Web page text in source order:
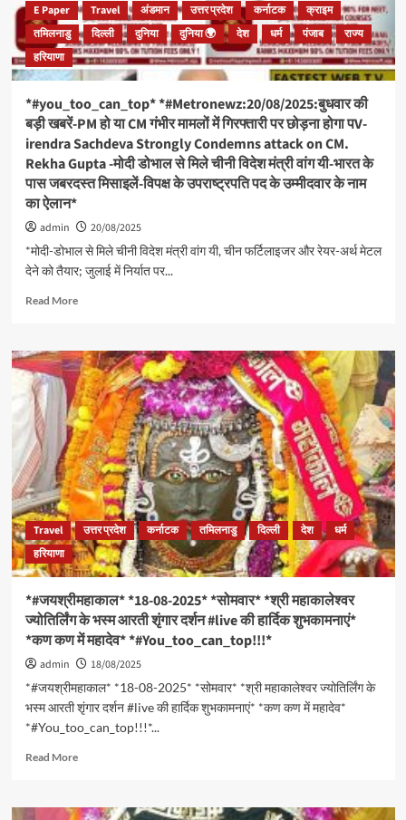
भस्म
आरती
शृंगार
दर्शन
#live
हार्दिक
शुभकामनाएं*
*कण
कण
में
महादेव*
*#हरहरमहादेव*
*#भोलेदानी*
*देह
शिवा
वर
शुभ
करमन
ते
कबहूं
न
टरौं
न
डरौं*
E Paper Travel अंडमान उत्तर प्रदेश कर्नाटक
क्राइम
तमिलनाडु
दिल्ली दुनिया दुनिया 🌍 देश धर्म पंजाब
राज्य
हरियाणा
*#you_too_can_top* *#Metronewz:20/08/2025:बुधवार की
बड़ी खबरें-PM हो या CM गंभीर मामलों में गिरफ्तारी पर छोड़ना होगा पV-
irendra Sachdeva Strongly Condemns attack on CM.
Rekha Gupta -मोदी डोभाल से मिले चीनी विदेश मंत्री वांग यी-भारत के
पास जबरदस्त मिसाइलें-विपक्ष के उपराष्ट्रपति पद के उम्मीदवार के नाम
का ऐलान*
admin
20/08/2025
*मोदी-डोभाल से मिले चीनी विदेश मंत्री वांग यी, चीन फर्टिलाइजर और रेयर-अर्थ मेटल
देने को तैयार; जुलाई में निर्यात पर...
Read MoreRead
*#you_too_can_top*
*#Metronewz:20/08/2025:बुधवार
की
बड़ी
खबरें-
PM
हो
या
CM
गंभीर
मामलों
में
गिरफ्तारी
पर
होगा
पV-
irendra
Sachdeva
Condemns
attack
on
Rekha
डोभाल
Travel उत्तर प्रदेश कर्नाटक तमिलनाडु दिल्ली देश
धर्म
हरियाणा
*#जयश्रीमहाकाल* *18-08-2025* *सोमवार* *श्री महाकालेश्वर
ज्योतिर्लिंग के भस्म आरती शृंगार दर्शन #live की हार्दिक शुभकामनाएं*
*कण कण में महादेव* *#You_too_can_top!!!*
admin
18/08/2025
*#जयश्रीमहाकाल* *18-08-2025* *सोमवार* *श्री महाकालेश्वर ज्योतिर्लिंग के
भस्म आरती शृंगार दर्शन #live की हार्दिक शुभकामनाएं* *कण कण में महादेव*
*#You_too_can_top!!!*...
Read MoreRead
*#जयश्रीमहाकाल*